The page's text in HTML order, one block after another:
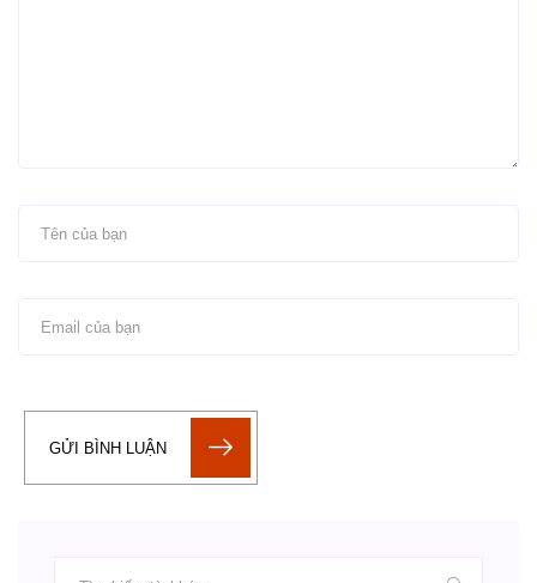
GỬI BÌNH LUẬN